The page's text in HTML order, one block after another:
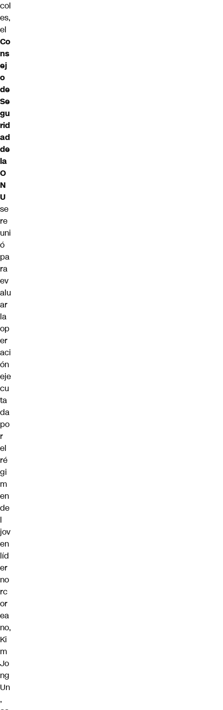
col
es,
el
Co
ns
ej
o
de
Se
gu
rid
ad
de
la
O
N
U
se
re
uni
ó
pa
ra
ev
alu
ar
la
op
er
aci
ón
eje
cu
ta
da
po
r
el
ré
gi
m
en
de
l
jov
en
líd
er
no
rc
or
ea
no,
Ki
m
Jo
ng
Un
,